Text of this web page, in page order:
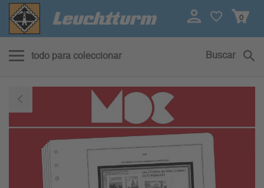
0
todo para coleccionar Buscar